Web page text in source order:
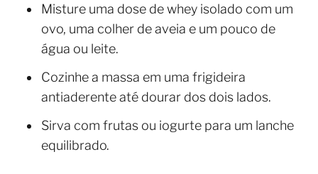
Misture uma dose de whey isolado com um
ovo, uma colher de aveia e um pouco de
água ou leite.
Cozinhe a massa em uma frigideira
antiaderente até dourar dos dois lados.
Sirva com frutas ou iogurte para um lanche
equilibrado.